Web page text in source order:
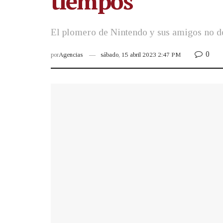
El plomero de Nintendo y sus amigos no
porAgencias sábado, 15 abril 2023 2:47 PM 0